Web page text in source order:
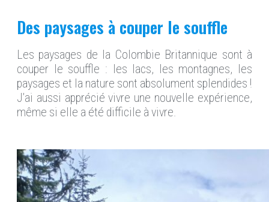
Des paysages à couper le souffle
Les paysages de la Colombie Britannique sont à
couper le souffle : les lacs, les montagnes, les
paysages et la nature sont absolument splendides !
J’ai aussi apprécié vivre une nouvelle expérience,
même si elle a été difficile à vivre.